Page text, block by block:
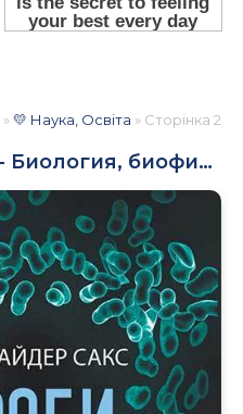
»💛 Наука, Освіта » Сторінка 2
Книги українською - Биология, биофизика, биохимия